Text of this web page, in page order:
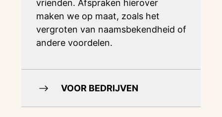
vrienden. Afspraken hierover
maken we op maat, zoals het
vergroten van naamsbekendheid of
andere voordelen.
VOOR BEDRIJVEN